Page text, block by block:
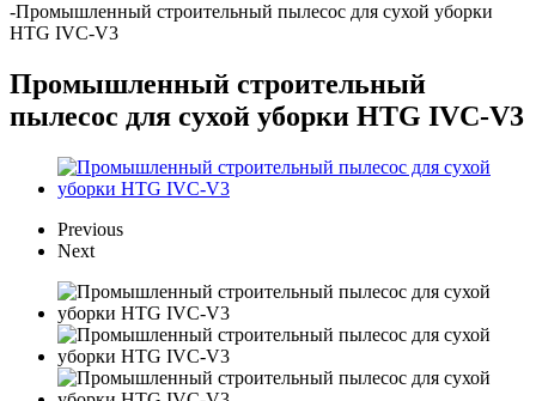
-Промышленный строительный пылесос для сухой уборки
HTG IVC-V3
Промышленный строительный
пылесос для сухой уборки HTG IVC-V3
Previous
Next